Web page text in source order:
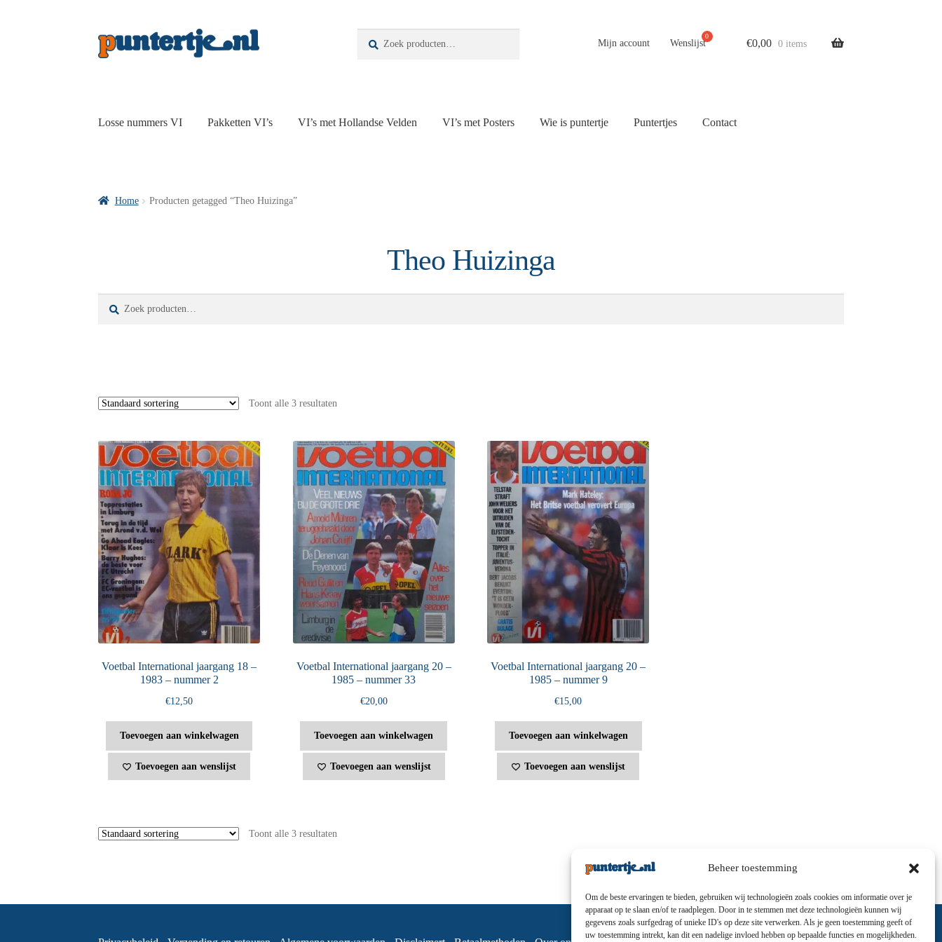
Beheer toestemming
Om de beste ervaringen te bieden, gebruiken wij technologieën zoals cookies om informatie over je
apparaat op te slaan en/of te raadplegen. Door in te stemmen met deze technologieën kunnen wij
gegevens zoals surfgedrag of unieke ID's op deze site verwerken. Als je geen toestemming geeft of
uw toestemming intrekt, kan dit een nadelige invloed hebben op bepaalde functies en mogelijkheden.
Zoeken
Mijn account Wenslijst €0,00 0 items
Losse nummers VI Pakketten VI’s VI’s met Hollandse Velden VI’s met Posters Wie is puntertje Puntertjes Contact
Home Producten getagged “Theo Huizinga”
Theo Huizinga
Toont alle 3 resultaten
Voetbal International jaargang 18 –
1983 – nummer 2
€12,50
Toevoegen aan winkelwagen
Toevoegen aan wenslijst
Voetbal International jaargang 20 –
1985 – nummer 33
€20,00
Toevoegen aan winkelwagen
Toevoegen aan wenslijst
Voetbal International jaargang 20 –
1985 – nummer 9
€15,00
Toevoegen aan winkelwagen
Toevoegen aan wenslijst
Toont alle 3 resultaten